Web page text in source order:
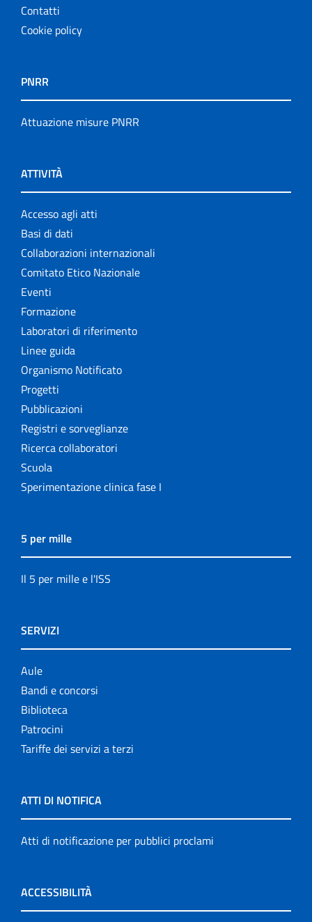
Contatti
Cookie policy
PNRR
Attuazione misure PNRR
ATTIVITÀ
Accesso agli atti
Basi di dati
Collaborazioni internazionali
Comitato Etico Nazionale
Eventi
Formazione
Laboratori di riferimento
Linee guida
Organismo Notificato
Progetti
Pubblicazioni
Registri e sorveglianze
Ricerca collaboratori
Scuola
Sperimentazione clinica fase I
5 per mille
Il 5 per mille e l'ISS
SERVIZI
Aule
Bandi e concorsi
Biblioteca
Patrocini
Tariffe dei servizi a terzi
ATTI DI NOTIFICA
Atti di notificazione per pubblici proclami
ACCESSIBILITÀ